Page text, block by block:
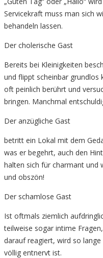
Servicekraft muss man sich
behandeln lassen.
Der cholerische Gast
Bereits bei Kleinigkeiten
und flippt scheinbar grundlos
oft peinlich berührt und
bringen. Manchmal
Der anzügliche Gast
betritt ein Lokal mit dem
was er begehrt, auch den
halten sich für charmant und
und obszön!
Der schamlose Gast
Ist oftmals ziemlich
teilweise sogar intime
darauf reagiert, wird so
völlig entnervt ist.